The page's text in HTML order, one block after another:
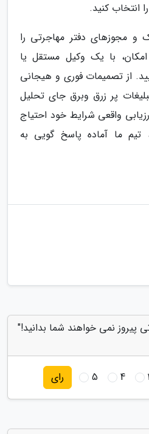
انتخاب کنید.
و مجوزهای دفتر مهاجرتی را
با یک وکیل مستقل یا
از تصمیمات فوری و هیجانی
پر زرق وبرق جای تحلیل
واقعی شرایط خود احتیاج
تیم ما آماده پاسخ گویی به
پیروز نمی خواهند شما بدانید!"
4
5 رای